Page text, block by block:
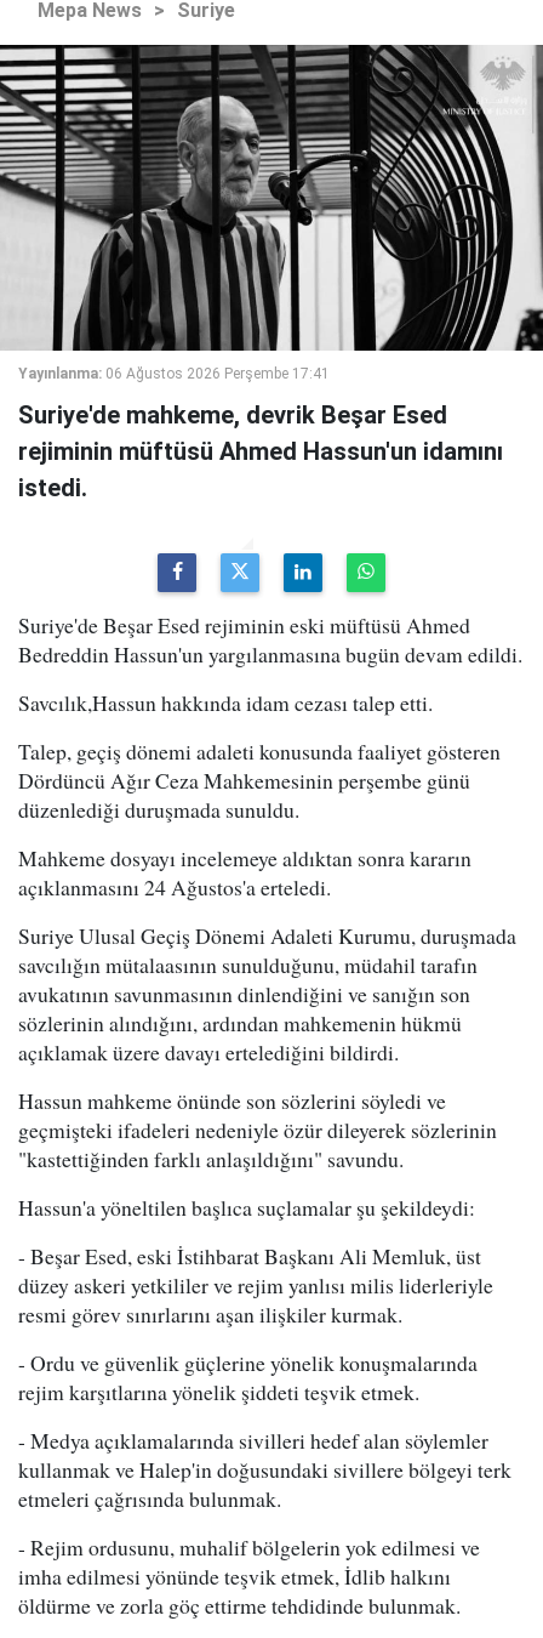
Mepa News > Suriye
Yayınlanma: 06 Ağustos 2026 Perşembe 17:41
Suriye'de mahkeme, devrik Beşar Esed
rejiminin müftüsü Ahmed Hassun'un idamını
istedi.
Suriye'de Beşar Esed rejiminin eski müftüsü Ahmed
Bedreddin Hassun'un yargılanmasına bugün devam edildi.
Savcılık,Hassun hakkında idam cezası talep etti.
Talep, geçiş dönemi adaleti konusunda faaliyet gösteren
Dördüncü Ağır Ceza Mahkemesinin perşembe günü
düzenlediği duruşmada sunuldu.
Mahkeme dosyayı incelemeye aldıktan sonra kararın
açıklanmasını 24 Ağustos'a erteledi.
Suriye Ulusal Geçiş Dönemi Adaleti Kurumu, duruşmada
savcılığın mütalaasının sunulduğunu, müdahil tarafın
avukatının savunmasının dinlendiğini ve sanığın son
sözlerinin alındığını, ardından mahkemenin hükmü
açıklamak üzere davayı ertelediğini bildirdi.
Hassun mahkeme önünde son sözlerini söyledi ve
geçmişteki ifadeleri nedeniyle özür dileyerek sözlerinin
"kastettiğinden farklı anlaşıldığını" savundu.
Hassun'a yöneltilen başlıca suçlamalar şu şekildeydi:
- Beşar Esed, eski İstihbarat Başkanı Ali Memluk, üst
düzey askeri yetkililer ve rejim yanlısı milis liderleriyle
resmi görev sınırlarını aşan ilişkiler kurmak.
- Ordu ve güvenlik güçlerine yönelik konuşmalarında
rejim karşıtlarına yönelik şiddeti teşvik etmek.
- Medya açıklamalarında sivilleri hedef alan söylemler
kullanmak ve Halep'in doğusundaki sivillere bölgeyi terk
etmeleri çağrısında bulunmak.
- Rejim ordusunu, muhalif bölgelerin yok edilmesi ve
imha edilmesi yönünde teşvik etmek, İdlib halkını
öldürme ve zorla göç ettirme tehdidinde bulunmak.